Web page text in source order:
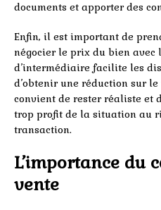
documents et apporter des
Enfin, il est important de
négocier le prix du bien avec
d’intermédiaire facilite les
d’obtenir une réduction sur
convient de rester réaliste et
trop profit de la situation au
transaction.
L’importance du
vente